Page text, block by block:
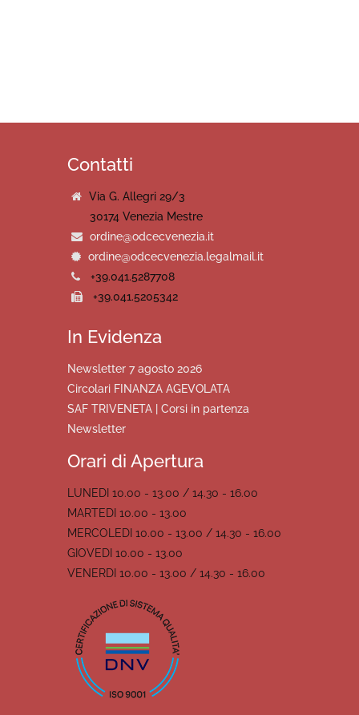
Contatti
Via G. Allegri 29/3
30174 Venezia Mestre
ordine@odcecvenezia.it
ordine@odcecvenezia.legalmail.it
+39.041.5287708
+39.041.5205342
In Evidenza
Newsletter 7 agosto 2026
Circolari FINANZA AGEVOLATA
SAF TRIVENETA | Corsi in partenza
Newsletter
Orari di Apertura
LUNEDI 10.00 - 13.00 / 14.30 - 16.00
MARTEDI 10.00 - 13.00
MERCOLEDI 10.00 - 13.00 / 14.30 - 16.00
GIOVEDI 10.00 - 13.00
VENERDI 10.00 - 13.00 / 14.30 - 16.00